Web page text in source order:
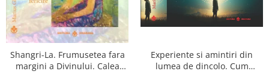
Shangri-La. Frumusetea fara
margini a Divinului. Calea
Experiente si amintiri din
lumea de dincolo. Cum